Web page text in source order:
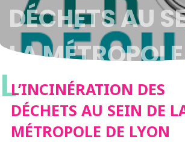
DÉCHETS AU
LA
LYON
LL’INCINÉRATION DES
DÉCHETS AU SEIN DE
MÉTROPOLE DE LYON